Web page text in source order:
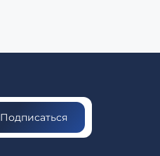
Подписаться